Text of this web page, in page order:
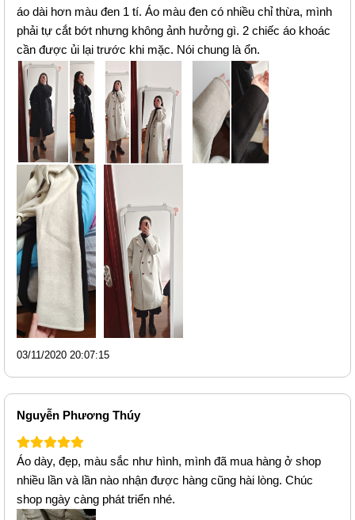
áo dài hơn màu đen 1 tí. Áo màu đen có nhiều chỉ thừa, mình
phải tự cắt bớt nhưng không ảnh hưởng gì. 2 chiếc áo khoác
cần được ủi lại trước khi mặc. Nói chung là ổn.
03/11/2020 20:07:15
Nguyễn Phương Thúy
Áo dày, đẹp, màu sắc như hình, mình đã mua hàng ở shop
nhiều lần và lần nào nhận được hàng cũng hài lòng. Chúc
shop ngày càng phát triển nhé.